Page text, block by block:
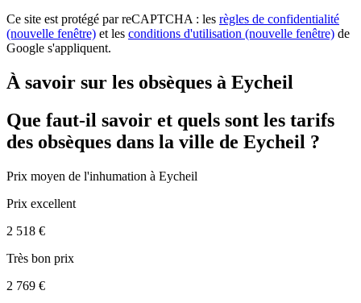
Ce site est protégé par reCAPTCHA : les règles de confidentialité
(nouvelle fenêtre) et les conditions d'utilisation (nouvelle fenêtre) de
Google s'appliquent.
À savoir sur les obsèques à Eycheil
Que faut-il savoir et quels sont les tarifs
des obsèques dans la ville de Eycheil ?
Prix moyen de l'inhumation à Eycheil
Prix excellent
2 518 €
Très bon prix
2 769 €